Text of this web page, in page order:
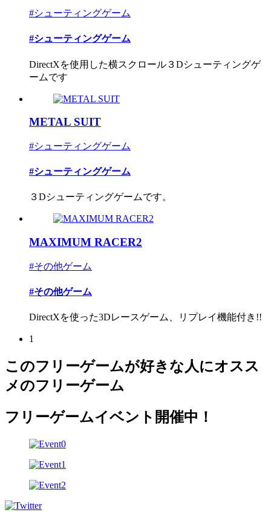
#シューティングゲーム
#シューティングゲーム
DirectXを使用した横スクロール３Dシューティングゲ
ームです
METAL SUIT
#シューティングゲーム
#シューティングゲーム
３Dシューティングゲームです。
MAXIMUM RACER2
#その他ゲーム
#その他ゲーム
DirectXを使った3Dレースゲーム、リプレイ機能付き!!
1
このフリーゲームが好きな人にオスス
メのフリーゲーム
フリーゲームイベント開催中！